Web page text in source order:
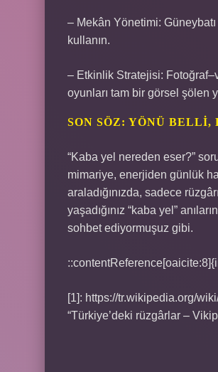
– Mekân Yönetimi:
kullanın.
– Etkinlik Stratejisi:
oyunları tam bir görsel şölen
SON SÖZ: YÖNÜ
“Kaba yel nereden eser?”
mimariye, enerjiden günlük
araladığınızda, sadece
yaşadığınız “kaba yel”
sohbet ediyormuşuz gibi.
[1]: https://tr.wikipedia.org/
“Türkiye’deki rüzgârlar –